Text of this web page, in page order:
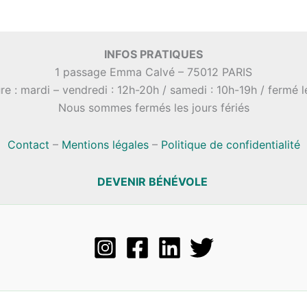
INFOS PRATIQUES
1 passage Emma Calvé – 75012 PARIS
: mardi – vendredi : 12h-20h / samedi : 10h-19h / fermé
Nous sommes fermés les jours fériés
Contact – Mentions légales– Politique de confidentialité
DEVENIR BÉNÉVOLE